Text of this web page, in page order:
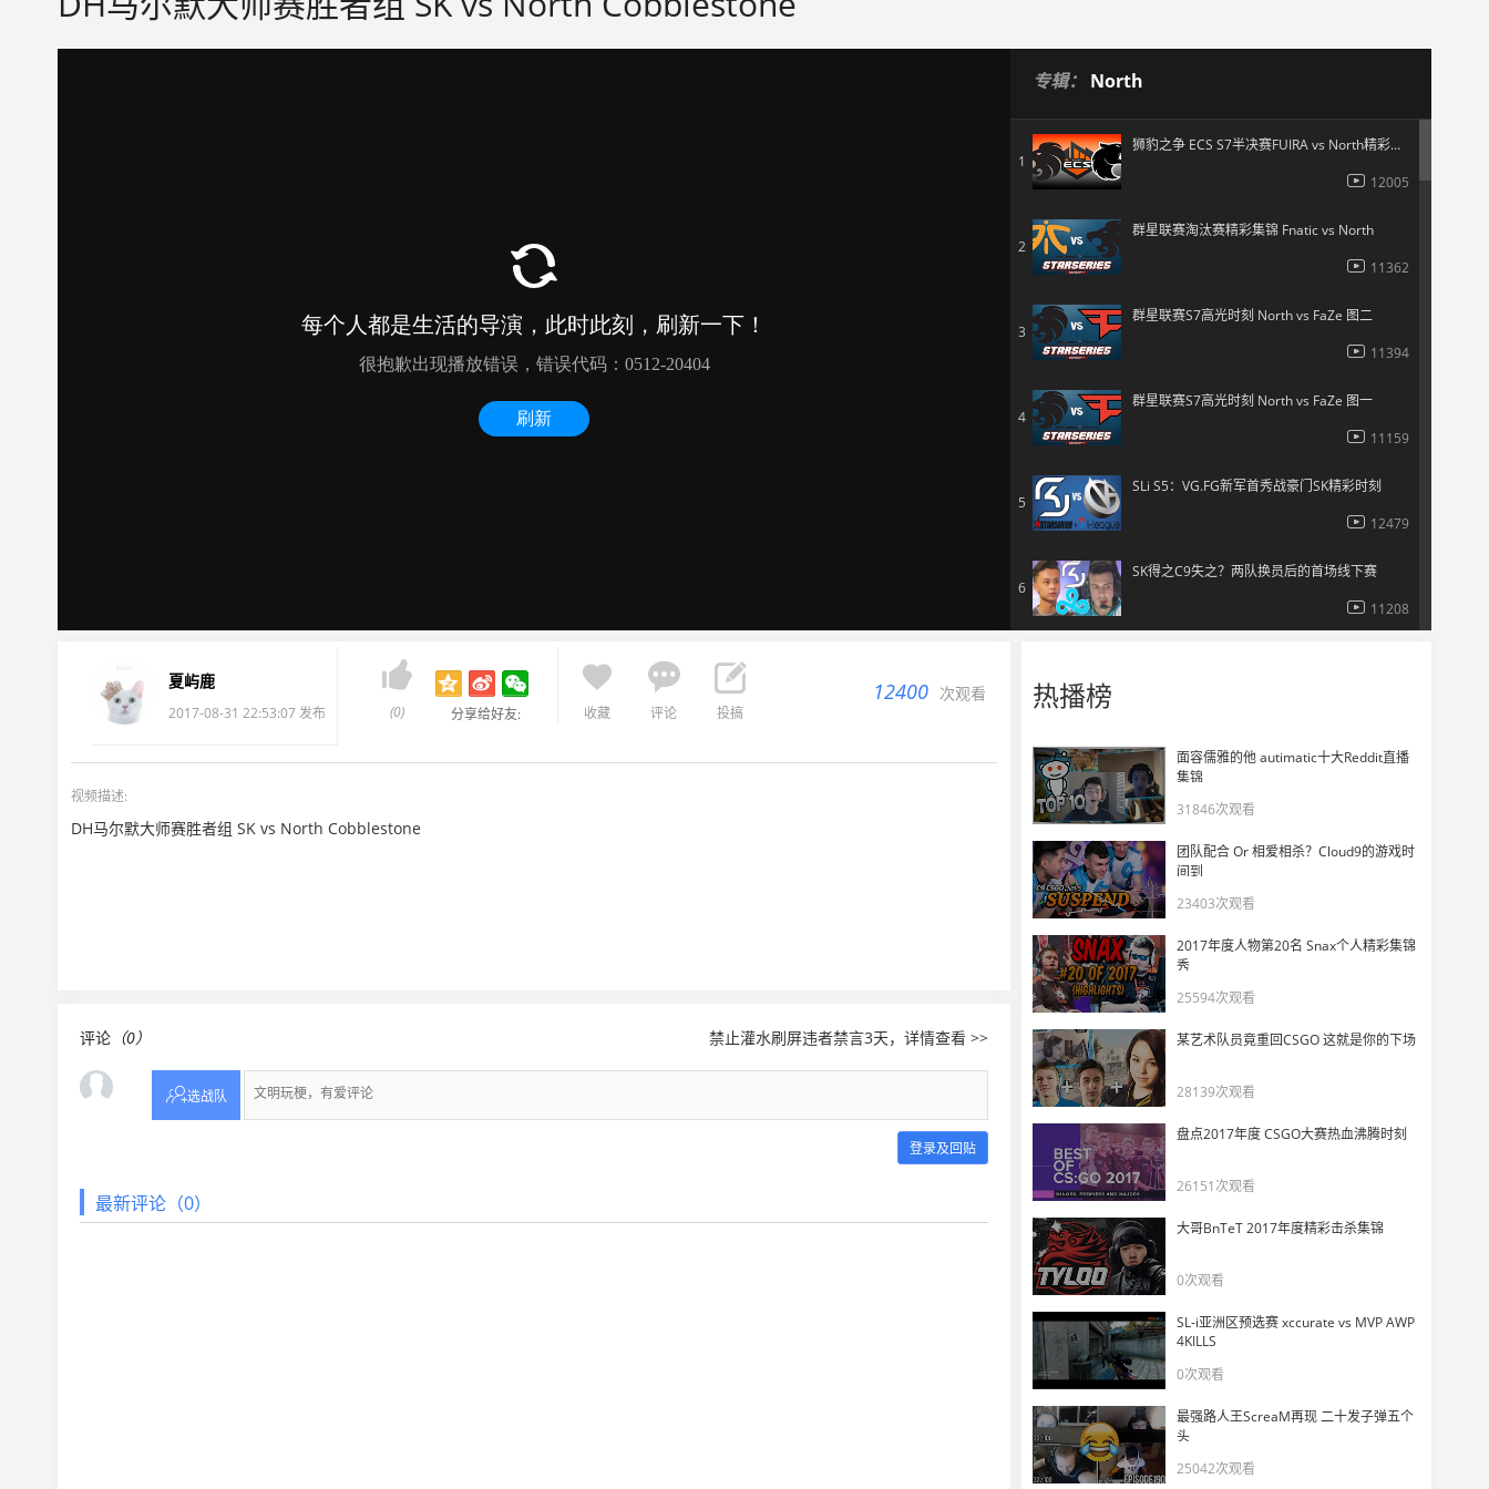
专辑： North
1
狮豹之争 ECS S7半决赛FUIRA vs North精彩集锦
12005
2
群星联赛淘汰赛精彩集锦 Fnatic vs North
11362
3
群星联赛S7高光时刻 North vs FaZe 图二
11394
4
群星联赛S7高光时刻 North vs FaZe 图一
11159
5
SLi S5：VG.FG新军首秀战豪门SK精彩时刻
12479
6
SK得之C9失之？两队换员后的首场线下赛
11208
IEM卡托维兹：SK vs Gambit 地图三Train
IEM卡托维兹：SK vs Gambit 地图二Overpass
13186
IEM卡托维兹：SK vs Gambit 地图一Inferno
10991
又一个枪男 North新狙击手mertz高光时刻
ELEAGUE Major小组赛第二日 SK vs Mouz
2017年度人物 巴西教父FalleN精彩集锦
热血再燃 盘点2017那些难忘的超级大赛
FaZe或是SK 谁是你心中的2017王者之师
夏屿鹿
2017-08-31 22:53:07 发布

(0) 分享给好友:

收藏

评论

投搞
12400 次观看
视频描述:
DH马尔默大师赛胜者组 SK vs North Cobblestone
禁止灌水刷屏违者禁言3天，详情查看 >>
评论 （0）
选战队
登录及回贴
最新评论（0）
热播榜
面容儒雅的他 autimatic十大Reddit直播
集锦
31846次观看
团队配合 Or 相爱相杀？Cloud9的游戏时
间到
23403次观看
2017年度人物第20名 Snax个人精彩集锦
秀
25594次观看
某艺术队员竟重回CSGO 这就是你的下场
28139次观看
盘点2017年度 CSGO大赛热血沸腾时刻
26151次观看
大哥BnTeT 2017年度精彩击杀集锦
0次观看
SL-i亚洲区预选赛 xccurate vs MVP AWP
4KILLS
0次观看
最强路人王ScreaM再现 二十发子弹五个
头
25042次观看